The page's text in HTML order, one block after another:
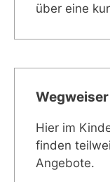
über eine
Hier im
finden
Angebote.